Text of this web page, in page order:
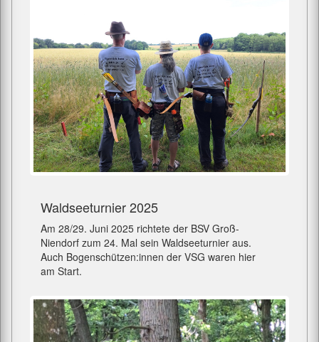
Waldseeturnier 2025
Am 28/29. Juni 2025 richtete der BSV Groß-
Niendorf zum 24. Mal sein Waldseeturnier aus.
Auch Bogenschützen:innen der VSG waren hier
am Start.